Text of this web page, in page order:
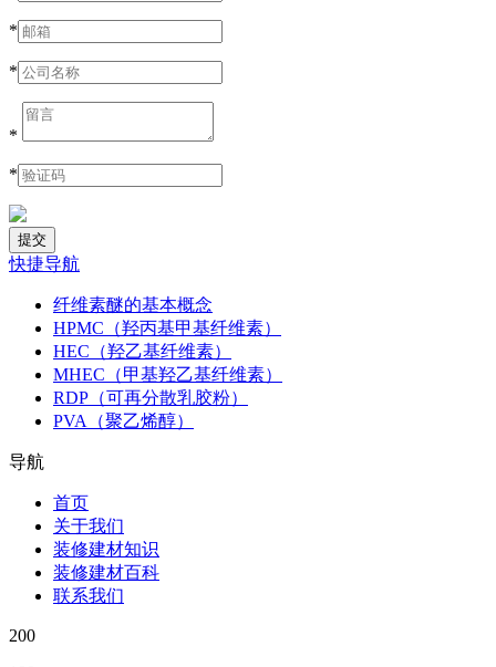
*
*
*
*
快捷导航
纤维素醚的基本概念
HPMC（羟丙基甲基纤维素）
HEC（羟乙基纤维素）
MHEC（甲基羟乙基纤维素）
RDP（可再分散乳胶粉）
PVA（聚乙烯醇）
导航
首页
关于我们
装修建材知识
装修建材百科
联系我们
200